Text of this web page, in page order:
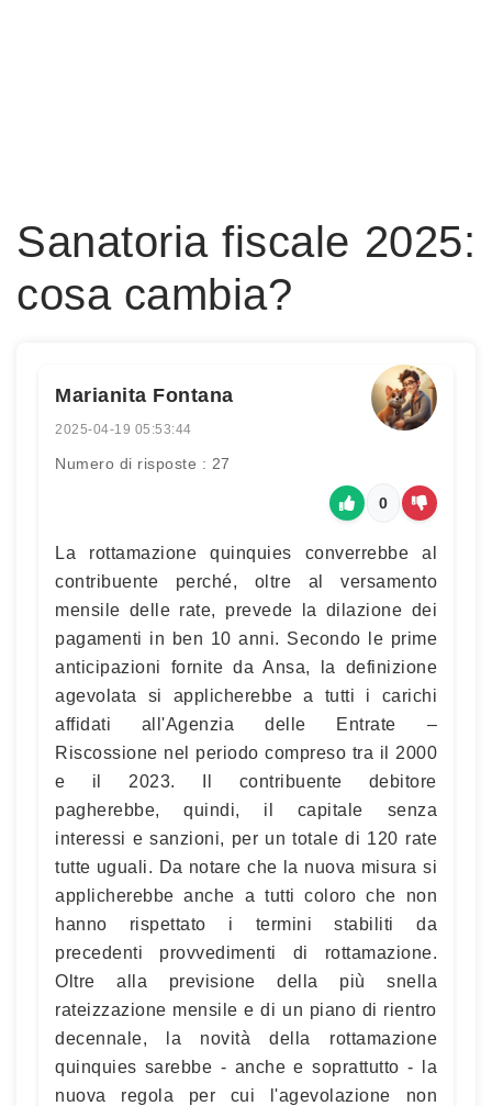
Sanatoria fiscale 2025:
cosa cambia?
Marianita Fontana
2025-04-19 05:53:44
Numero di risposte : 27
0
La rottamazione quinquies converrebbe al
contribuente perché, oltre al versamento
mensile delle rate, prevede la dilazione dei
pagamenti in ben 10 anni. Secondo le prime
anticipazioni fornite da Ansa, la definizione
agevolata si applicherebbe a tutti i carichi
affidati all'Agenzia delle Entrate –
Riscossione nel periodo compreso tra il 2000
e il 2023. Il contribuente debitore
pagherebbe, quindi, il capitale senza
interessi e sanzioni, per un totale di 120 rate
tutte uguali. Da notare che la nuova misura si
applicherebbe anche a tutti coloro che non
hanno rispettato i termini stabiliti da
precedenti provvedimenti di rottamazione.
Oltre alla previsione della più snella
rateizzazione mensile e di un piano di rientro
decennale, la novità della rottamazione
quinquies sarebbe - anche e soprattutto - la
nuova regola per cui l'agevolazione non